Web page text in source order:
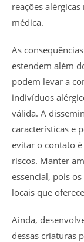
reações
médica.
As
estendem além
podem levar a
indivíduos
válida. A
características e
evitar o contato
riscos. Manter
essencial, pois
locais que
Ainda,
dessas criaturas